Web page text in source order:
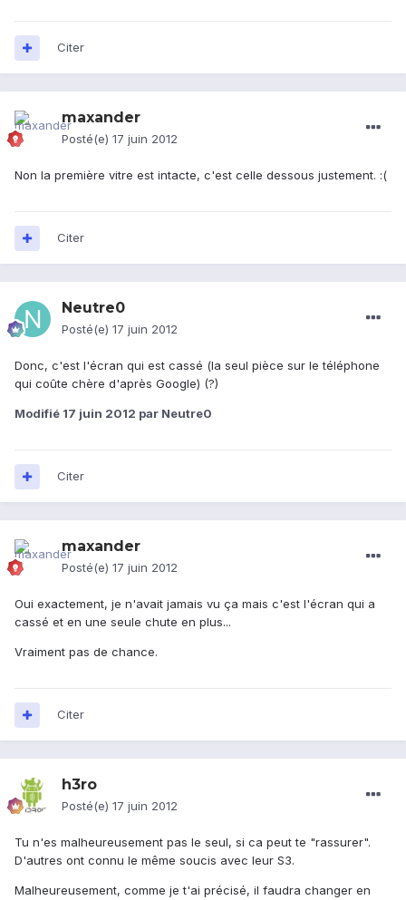
Citer
maxander
Posté(e) 17 juin 2012
Non la première vitre est intacte, c'est celle dessous justement. :(
Citer
Neutre0
Posté(e) 17 juin 2012
Donc, c'est l'écran qui est cassé (la seul pièce sur le téléphone
qui coûte chère d'après Google) (?)
Modifié 17 juin 2012 par Neutre0
Citer
maxander
Posté(e) 17 juin 2012
Oui exactement, je n'avait jamais vu ça mais c'est l'écran qui a
cassé et en une seule chute en plus...
Vraiment pas de chance.
Citer
h3ro
Posté(e) 17 juin 2012
Tu n'es malheureusement pas le seul, si ca peut te "rassurer".
D'autres ont connu le même soucis avec leur S3.
Malheureusement, comme je t'ai précisé, il faudra changer en